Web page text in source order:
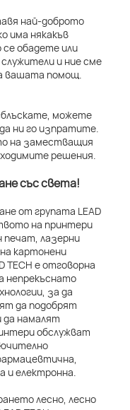
най-доброто
има някакъв
обадете или
и ние сме
вашата помощ.
можете
ни го изпратите.
на заместващия
решения.
със света!
от групата LEAD
на принтери
печат, лазерни
картонени
TECH е отговорна
непрекъснато
за да
да подобрят
намалят
обслужват
и електронна.
лесно, лесно